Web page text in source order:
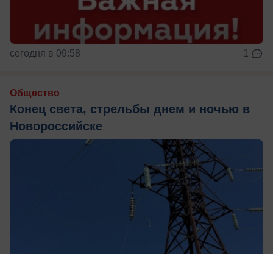
сегодня в 09:58 1
Общество
Конец света, стрельбы днем и ночью в
Новороссийске